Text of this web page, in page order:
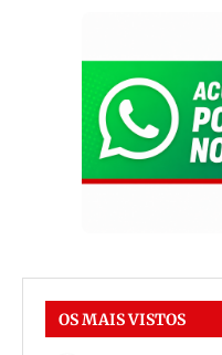
OS MAIS VISTOS